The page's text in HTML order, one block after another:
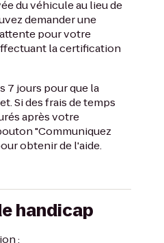
du véhicule au lieu de
demander une
pour votre
la certification
7 jours pour que la
Si des frais de temps
après votre
"Communiquez
obtenir de l'aide.
handicap
: